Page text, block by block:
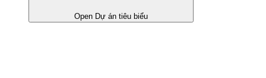
Open Dự án tiêu biểu